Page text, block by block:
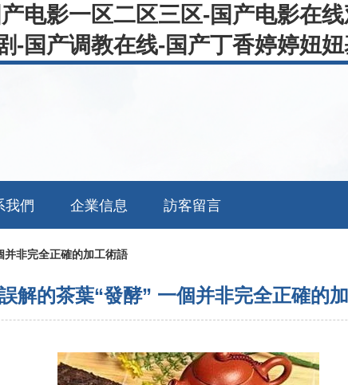
电影一区二区三区-国产电影在
-国产调教在线-国产丁香婷婷妞
我們 企業信息 訪客留言
并非完全正確的加工術語
解的茶葉“發酵” 一個并非完全正確的